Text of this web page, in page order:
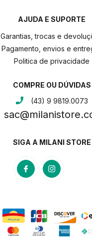
AJUDA E SUPORTE
Garantias, trocas e
Pagamento, envios e
Politica de privacidade
COMPRE OU DÚVIDAS
(43) 9 9819.0073
SIGA A MILANI STORE